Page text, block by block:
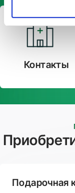
Контакты
Подарочная